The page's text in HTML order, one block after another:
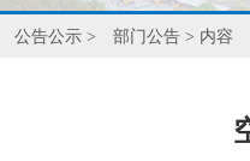
公告公示 > 部门公告 > 内容